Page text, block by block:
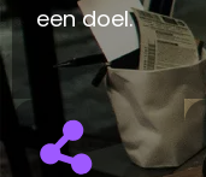
een doel.